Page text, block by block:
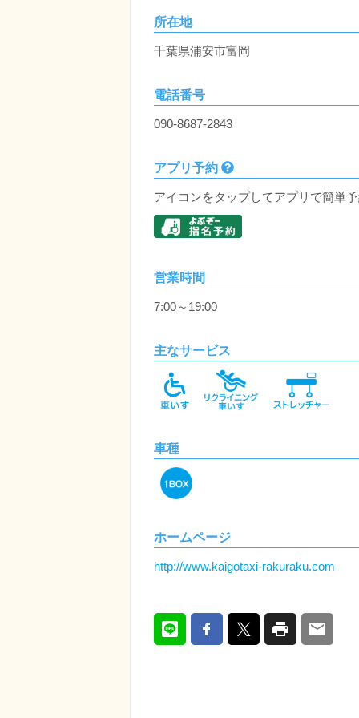
所在地
千葉県浦安市富岡
電話番号
090-8687-2843
アプリ予約
アイコンをタップしてアプリで簡単
営業時間
7:00～19:00
主なサービス
車種
ホームページ
http://www.kaigotaxi-rakuraku.com